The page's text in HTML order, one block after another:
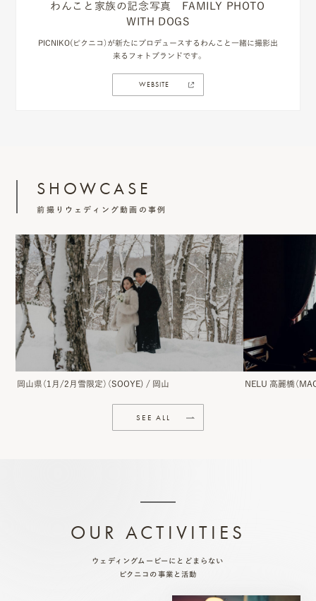
わんこと家族の記念写真 FAMILY PHOTO
WITH DOGS
PICNIKO(ピクニコ）が新たにプロデュースするわんこと一緒に撮影出
来るフォトブランドです。
WEBSITE
SHOWCASE
前撮りウェディング動画の事例
岡山県（1月/2月雪限定）（SOOYE) / 岡山 NELU 高麗橋（
SEE ALL
OUR ACTIVITIES
ウェディングムービーにとどまらない
ピクニコの事業と活動